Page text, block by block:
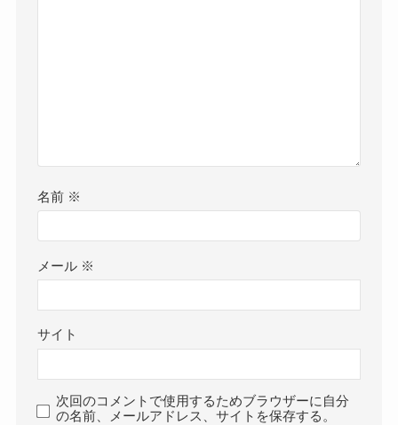
名前 ※
メール ※
サイト
次回のコメントで使用するためブラウザーに自分
の名前、メールアドレス、サイトを保存する。